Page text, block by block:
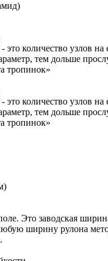
это количество узлов
тем дольше
тропинок»
это количество узлов
тем дольше
тропинок»
Это заводская
ширину рулона